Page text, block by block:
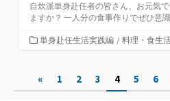
自炊派単身赴任者の皆さん、お元気
ますか？ 一人分の食事作りでぜひ意
カ
リ
ー
単身赴任生活実践編 / 料理・食生
« 1 2 3 4 5 6